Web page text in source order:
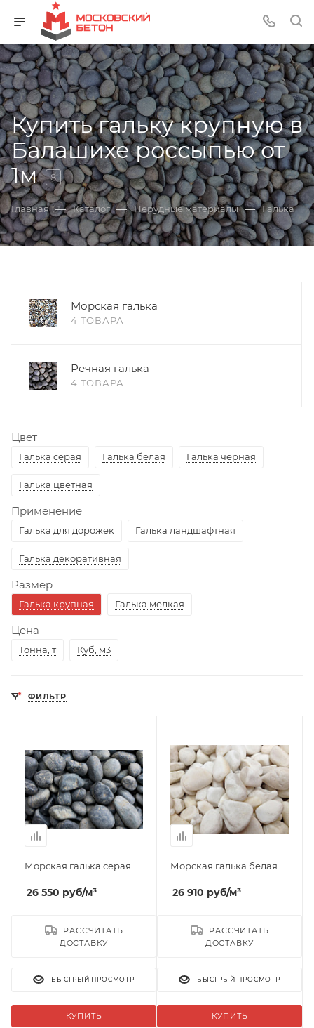
Купить гальку крупную в
Балашихе россыпью от
1м
8
Главная — Каталог — Нерудные материалы — Галька
Морская галька
4 ТОВАРА
Речная галька
4 ТОВАРА
Цвет
Галька серая Галька белая Галька черная
Галька цветная
Применение
Галька для дорожек Галька ландшафтная
Галька декоративная
Размер
Галька крупная Галька мелкая
Цена
Тонна, т Куб, м3
ФИЛЬТР
Морская галька серая
26 550 руб/м³
КУПИТЬ
РАССЧИТАТЬ
ДОСТАВКУ
БЫСТРЫЙ ПРОСМОТР
Морская галька белая
26 910 руб/м³
КУПИТЬ
РАССЧИТАТЬ
ДОСТАВКУ
БЫСТРЫЙ ПРОСМОТР